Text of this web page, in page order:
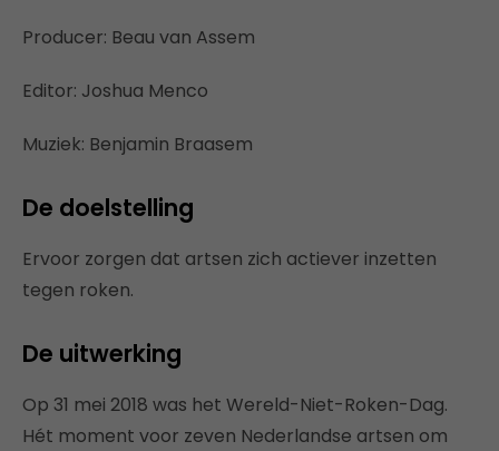
Producer: Beau van Assem
Editor: Joshua Menco
Muziek: Benjamin Braasem
De doelstelling
Ervoor zorgen dat artsen zich actiever inzetten
tegen roken.
De uitwerking
Op 31 mei 2018 was het Wereld-Niet-Roken-Dag.
Hét moment voor zeven Nederlandse artsen om